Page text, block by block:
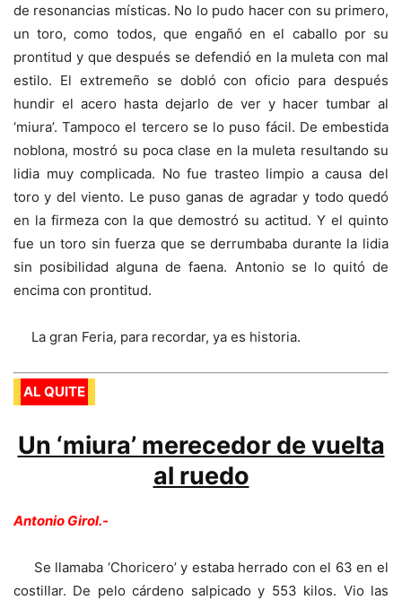
de resonancias místicas. No lo pudo hacer con su primero,
un toro, como todos, que engañó en el caballo por su
prontitud y que después se defendió en la muleta con mal
estilo. El extremeño se dobló con oficio para después
hundir el acero hasta dejarlo de ver y hacer tumbar al
‘miura’. Tampoco el tercero se lo puso fácil. De embestida
noblona, mostró su poca clase en la muleta resultando su
lidia muy complicada. No fue trasteo limpio a causa del
toro y del viento. Le puso ganas de agradar y todo quedó
en la firmeza con la que demostró su actitud. Y el quinto
fue un toro sin fuerza que se derrumbaba durante la lidia
sin posibilidad alguna de faena. Antonio se lo quitó de
encima con prontitud.
La gran Feria, para recordar, ya es historia.
AL QUITE
Un ‘miura’ merecedor de vuelta
al ruedo
Antonio Girol.-
Se llamaba ‘Choricero’ y estaba herrado con el 63 en el
costillar. De pelo cárdeno salpicado y 553 kilos. Vio las